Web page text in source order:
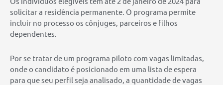
solicitar a residência permanente. O programa permite
incluir no processo os cônjuges, parceiros e filhos
dependentes.
Por se tratar de um programa piloto com vagas limitadas,
onde o candidato é posicionado em uma lista de espera
para que seu perfil seja analisado, a quantidade de vagas